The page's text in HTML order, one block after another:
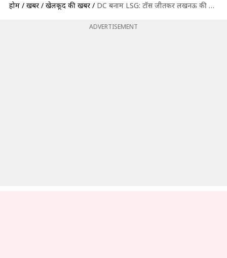
होम / खबरें / खेलकूद की खबरें / DC बनाम LSG: टॉस जीतकर लखनऊ की पहले बल्लेबाजी, जानें दोनों टीमों की प्लेइंग इलेवन
ADVERTISEMENT